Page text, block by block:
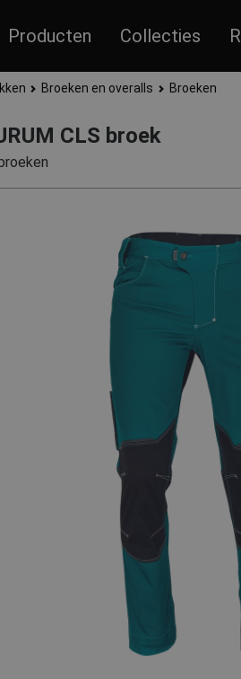
Producten Collecties
Broeken en overalls Broeken
CLS broek